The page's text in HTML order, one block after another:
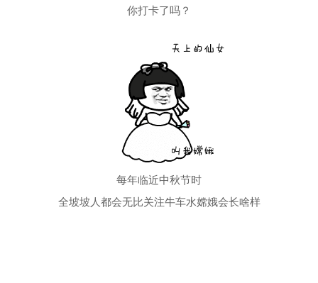
你打卡了吗？
每年临近中秋节时
全坡坡人都会无比关注牛车水嫦娥会长啥样